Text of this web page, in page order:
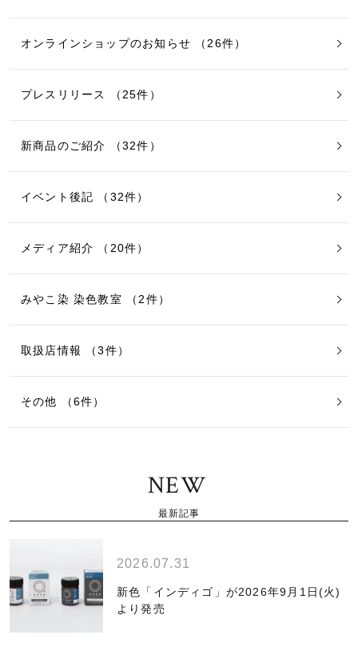
オンラインショップのお知らせ （26件）
プレスリリース （25件）
新商品のご紹介 （32件）
イベント後記 （32件）
メディア紹介 （20件）
みやこ染 染色教室 （2件）
取扱店情報 （3件）
その他 （6件）
NEW
最新記事
2026.07.31
新色「インディゴ」が2026年9月1日(火)
より発売